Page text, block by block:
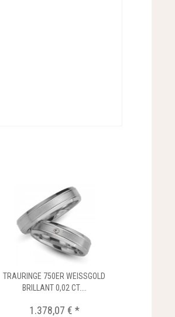
TRAURINGE 750ER WEISSGOLD
BRILLANT 0,02 CT....
1.378,07 € *